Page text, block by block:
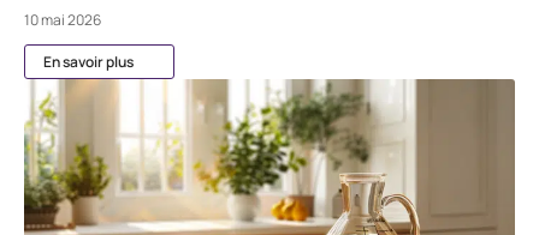
10 mai 2026
En savoir plus